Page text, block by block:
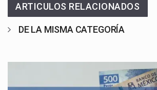
ARTICULOS RELACIONADOS
DE LA MISMA CATEGORÍA